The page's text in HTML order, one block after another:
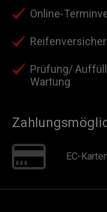
Online-
Prüfung/
Wartung
EC-